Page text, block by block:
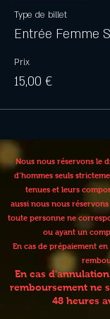
Type de billet
Entrée Femme
Prix
15,00 €
Nous nous réservons le
d’hommes seuls
tenues et leurs
aussi nous nous
toute personne ne
ou ayant un
En cas de prépaiement
En cas
remboursement ne
48 heures